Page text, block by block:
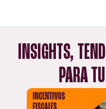
INSIGHTS,
PARA